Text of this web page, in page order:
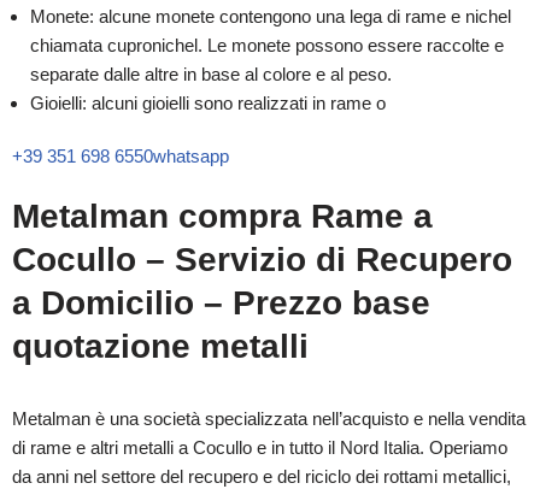
Monete: alcune monete contengono una lega di rame e nichel
chiamata cupronichel. Le monete possono essere raccolte e
separate dalle altre in base al colore e al peso.
Gioielli: alcuni gioielli sono realizzati in rame o
+39 351 698 6550whatsapp
Metalman compra Rame a
Cocullo – Servizio di Recupero
a Domicilio – Prezzo base
quotazione metalli
Metalman è una società specializzata nell’acquisto e nella vendita
di rame e altri metalli a Cocullo e in tutto il Nord Italia. Operiamo
da anni nel settore del recupero e del riciclo dei rottami metallici,